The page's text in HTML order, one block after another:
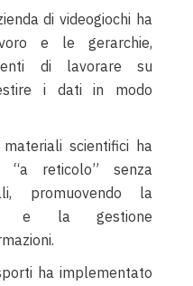
di videogiochi ha
e le gerarchie,
di lavorare su
i dati in modo
materiali scientifici ha
reticolo” senza
promuovendo la
e la gestione
ha implementato